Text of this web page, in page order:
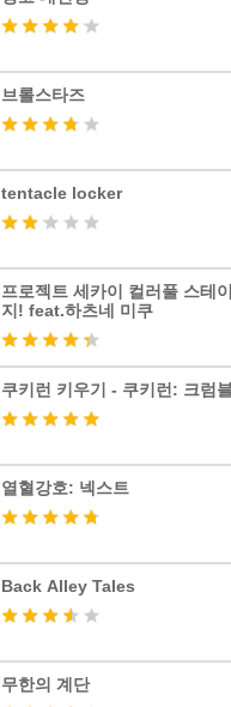
브롤스타즈
tentacle locker
프로젝트 세카이 컬러풀 스테이
지! feat.하츠네 미쿠
쿠키런 키우기 - 쿠키런: 크럼
열혈강호: 넥스트
Back Alley Tales
무한의 계단